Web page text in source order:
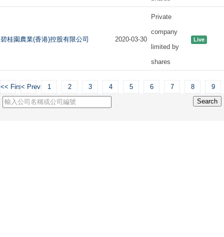
碧桂園農業(香港)控股有限公司 2020-03-30
Private
company
limited by
shares
Live
<< First< Previous1 2 3 4 5 6 7 8 9